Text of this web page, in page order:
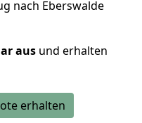
nach Eberswalde
aus und erhalten
erhalten